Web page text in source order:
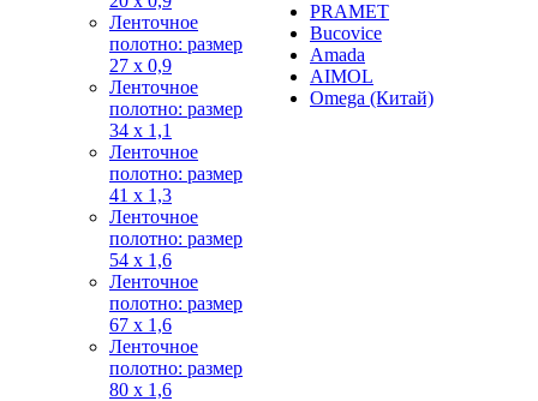
Ленточное
полотно: размер
27 х 0,9
Ленточное
полотно: размер
34 х 1,1
Ленточное
полотно: размер
41 х 1,3
Ленточное
полотно: размер
54 х 1,6
Ленточное
полотно: размер
67 х 1,6
Ленточное
полотно: размер
80 х 1,6
PRAMET
Bucovice
Amada
AIMOL
Omega (Китай)